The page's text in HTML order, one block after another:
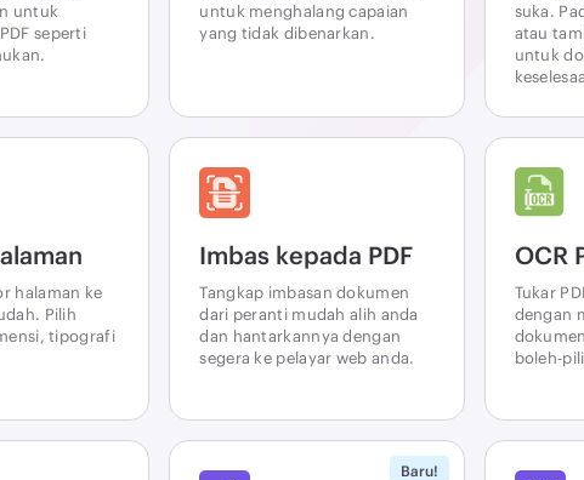
untuk
seperti
untuk menghalang capaian
yang tidak dibenarkan.
suka.
atau
untuk
halaman ke
Pilih
tipografi
Imbas kepada PDF
Tangkap imbasan dokumen
dari peranti mudah alih anda
dan hantarkannya dengan
segera ke pelayar web anda.
OCR
Tukar
dengan
boleh-
Baru!